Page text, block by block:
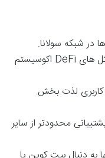
در شبکه سولانا.
پشتیبانی کامل از NFT و پروتکل های DeFi اکوسیستم
کاربری لذت بخش.
محدودتر از سایر